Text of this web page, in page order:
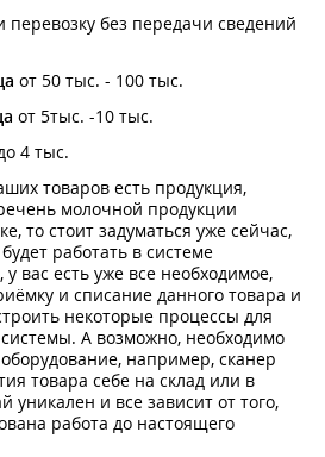
без передачи сведений
от 50 тыс. - 100 тыс.
от 5тыс. -10 тыс.
4 тыс.
товаров есть продукция,
молочной продукции
то стоит задуматься уже сейчас,
работать в системе
вас есть уже все необходимое,
и списание данного товара и
некоторые процессы для
А возможно, необходимо
например, сканер
товара себе на склад или в
уникален и все зависит от того,
работа до настоящего